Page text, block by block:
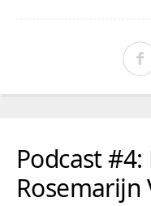
Podcast
Rosemarijn